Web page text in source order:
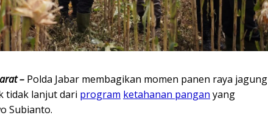
– Polda Jabar membagikan momen panen raya jagung
tidak lanjut dari program ketahanan pangan yang
Subianto.